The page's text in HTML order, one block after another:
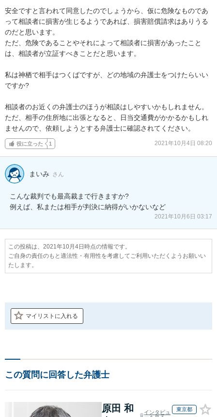
安全ですと言われて同意したのでしょうから、仮に危険なものであ
って相談者に損害が生じるようであれば、損害賠償請求はありうる
のだと思います。
ただ、危険であることやそれによって相談者に損害があったこと
は、相談者が立証すべきことだと思います。
私は神栖で相手はつくばですが、どの地域の弁護士をつけたらいい
ですか?
相談者のお近くの弁護士のほうが相談はしやすいかもしれません。
ただ、相手の住所地に出張となると、日当交通費がかかるかもしれ
ませんので、依頼しようとする弁護士に確認されてください。
役に立った 1 2021年10月4日 08:20
まいみ さん
こんな裁判でも最高裁まで行きますか?
例えば、私または相手が判決に納得がいかないなど
2021年10月6日 03:17
この投稿は、2021年10月4日時点の情報です。
ご自身の責任のもと適法性・有用性を考慮してご利用いただくようお願いい
たします。
マイリストに入れる
この質問に回答した弁護士
原田 和
インタビュ
東京都